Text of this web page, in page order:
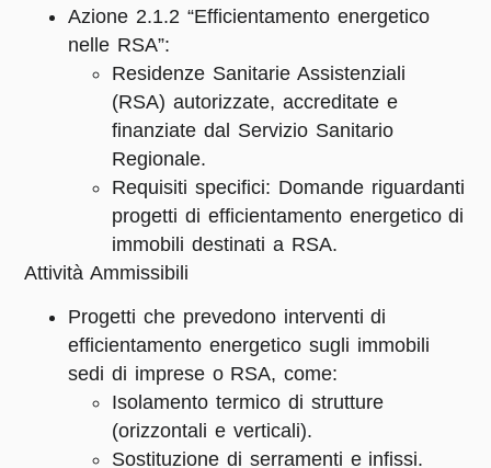
Azione 2.1.2 “Efficientamento energetico
nelle RSA”:
Residenze Sanitarie Assistenziali
(RSA) autorizzate, accreditate e
finanziate dal Servizio Sanitario
Regionale.
Requisiti specifici: Domande riguardanti
progetti di efficientamento energetico di
immobili destinati a RSA.
Attività Ammissibili
Progetti che prevedono interventi di
efficientamento energetico sugli immobili
sedi di imprese o RSA, come:
Isolamento termico di strutture
(orizzontali e verticali).
Sostituzione di serramenti e infissi.